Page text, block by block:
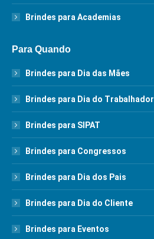
Brindes para Academias
Para Quando
Brindes para Dia das Mães
Brindes para Dia do Trabalhador
Brindes para SIPAT
Brindes para Congressos
Brindes para Dia dos Pais
Brindes para Dia do Cliente
Brindes para Eventos